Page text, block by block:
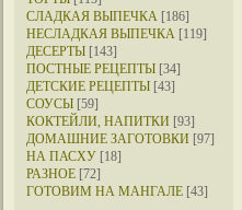
СЛАДКАЯ ВЫПЕЧКА [186]
НЕСЛАДКАЯ ВЫПЕЧКА [119]
ДЕСЕРТЫ [143]
ПОСТНЫЕ РЕЦЕПТЫ [34]
ДЕТСКИЕ РЕЦЕПТЫ [43]
СОУСЫ [59]
КОКТЕЙЛИ, НАПИТКИ [93]
ДОМАШНИЕ ЗАГОТОВКИ [97]
НА ПАСХУ [18]
РАЗНОЕ [72]
ГОТОВИМ НА МАНГАЛЕ [43]